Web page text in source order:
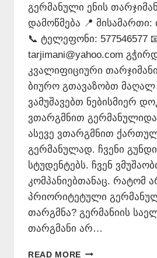
გერმანული ენის
დამოწმება 📍 მისამართი:
📞 ტელეფონი: 577546577
tarjimani@yahoo.com
კვალიფიციური თარჯიმანი
ბიურო გთავაზობთ მაღალ
ვამუშავებთ ნებისმიერ
ვთარგმნით
ასევე ვთარგმნით
გერმანულად. ჩვენი
სტუდენტებს. ჩვენ
კომპანიებთანაც. რატომ
პრიორიტეტული
თარგმნა? გერმანიის
თარგმანი არ…
READ MORE ᲒᲔᲠᲛᲐᲜᲣᲚᲘ